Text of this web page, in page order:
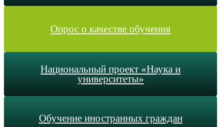
Опрос о качестве обучения
Национальный проект «Наука и
университеты»
Обучение иностранных граждан